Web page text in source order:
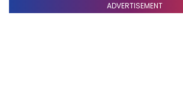
ADVERTISEMENT